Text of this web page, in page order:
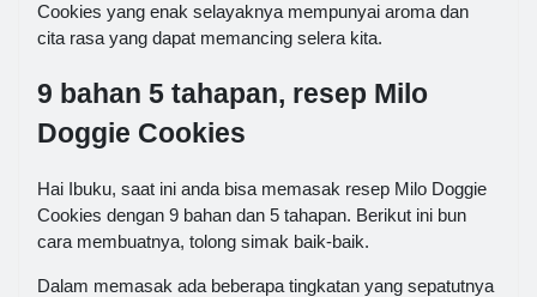
Cookies yang enak selayaknya mempunyai aroma dan
cita rasa yang dapat memancing selera kita.
9 bahan 5 tahapan, resep Milo
Doggie Cookies
Hai Ibuku, saat ini anda bisa memasak resep Milo Doggie
Cookies dengan 9 bahan dan 5 tahapan. Berikut ini bun
cara membuatnya, tolong simak baik-baik.
Dalam memasak ada beberapa tingkatan yang sepatutnya